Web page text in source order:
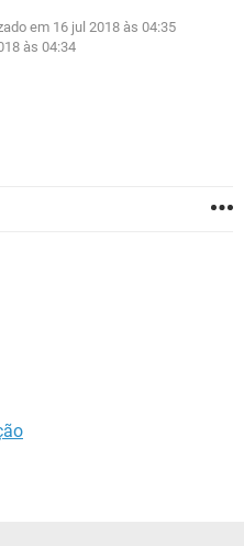
GMAIL
EXCEL
WHATSAPP
em 16 jul 2018 às 04:35
às 04:34